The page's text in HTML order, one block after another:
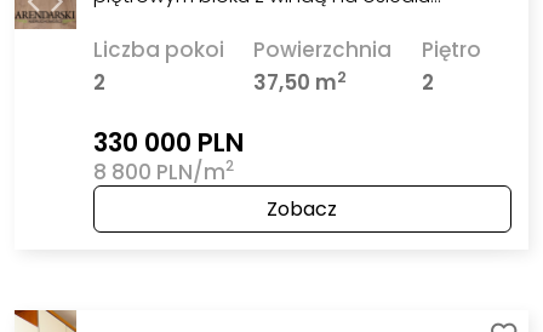
Liczba pokoi
2
Powierzchnia
37,50 m2
Piętro
2
330 000 PLN
8 800 PLN/m2
Zobacz